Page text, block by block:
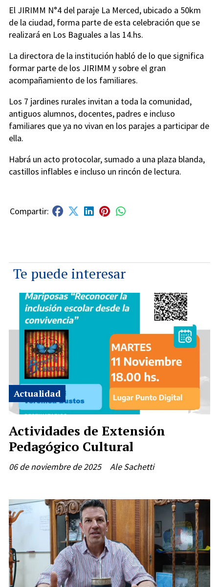
El JIRIMM N°4 del paraje La Merced, ubicado a 50km
de la ciudad, forma parte de esta celebración que se
realizará en Los Baguales a las 14.hs.
La directora de la institución habló de lo que significa
formar parte de los JIRIMM y sobre el gran
acompañamiento de los familiares.
Los 7 jardines rurales invitan a toda la comunidad,
antiguos alumnos, docentes, padres e incluso
familiares que ya no vivan en los parajes a participar de
ella.
Habrá un acto protocolar, sumado a una plaza blanda,
castillos inflables e incluso un rincón de lectura.
Te puede interesar
Actividades de Extensión
Pedagógico Cultural
Ale Sachetti
Actualidad
06 de noviembre de 2025